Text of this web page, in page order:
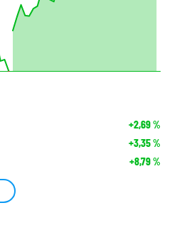
+2,69%
+3,35%
+8,79%